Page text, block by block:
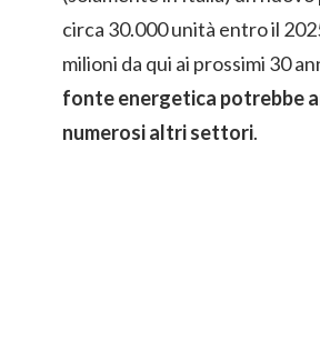
circa 30.000 unità entro il
milioni da qui ai prossimi 30
fonte energetica potrebbe
numerosi altri settori.